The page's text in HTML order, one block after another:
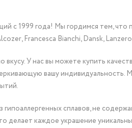
с 1999 года! Мы гордимся тем, что
Francesca Bianchi, Dansk,
У нас вы можете купить
вашу
сплавов, не
делает каждое украшение